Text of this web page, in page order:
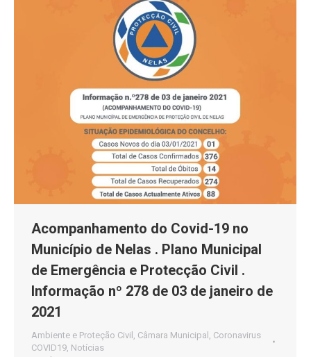
Acompanhamento do Covid-19 no
Município de Nelas . Plano Municipal
de Emergência e Protecção Civil .
Informação nº 278 de 03 de janeiro de
2021
Ambiente e Proteção Civil , Câmara Municipal , Coronavirus
COVID19, Notícias